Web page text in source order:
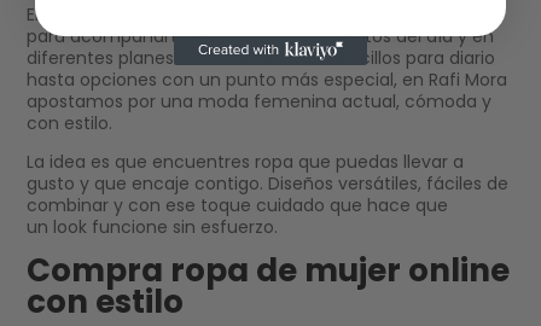
En nuestra tienda online reunimos prendas pensadas
para acompañarte en distintos momentos del día y en
diferentes planes. Desde looks más sencillos para diario
hasta opciones con un punto más especial, en Rafi Mora
apostamos por una moda femenina actual, cómoda y
con estilo.
La idea es que encuentres ropa que puedas llevar a
gusto y que encaje contigo. Diseños versátiles, fáciles de
combinar y con ese toque cuidado que hace que
un look funcione sin esfuerzo.
Compra ropa de mujer online
con estilo